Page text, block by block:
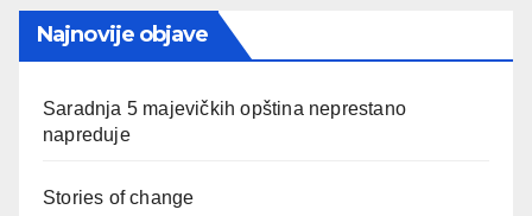
Najnovije objave
Saradnja 5 majevičkih opština neprestano
napreduje
Stories of change